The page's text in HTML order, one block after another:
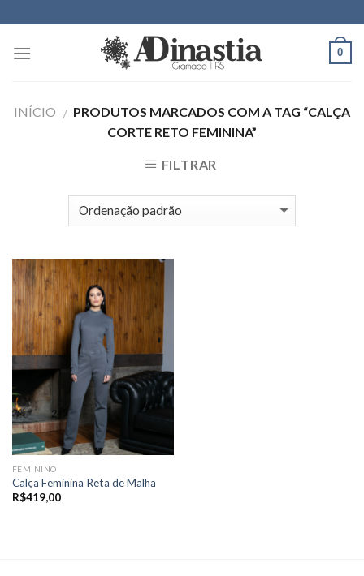
to
content
0
INÍCIO / PRODUTOS MARCADOS COM A TAG “CALÇA
CORTE RETO FEMININA”
FILTRAR
FEMININO
Calça Feminina Reta de Malha
R$419,00